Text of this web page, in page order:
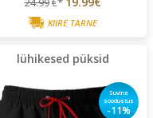
KIIRE TARNE
lühikesed püksid
Suvine
soodustus
-11%